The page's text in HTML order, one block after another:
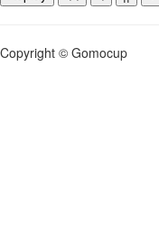
Copyright © Gomocup